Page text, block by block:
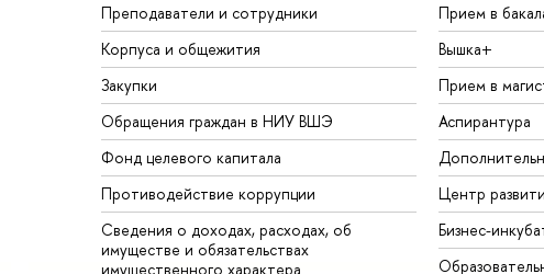
Преподаватели и сотрудники
Корпуса и общежития
Закупки
Обращения граждан в НИУ ВШЭ
Фонд целевого капитала
Противодействие коррупции
Сведения о доходах, расходах, об
имуществе и обязательствах
имущественного характера
Прием в
Вышка+
Прием в
Аспирантура
Центр
Бизнес-